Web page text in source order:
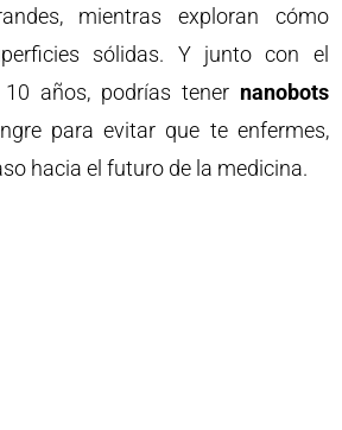
mientras exploran cómo
sólidas. Y junto con el
años, podrías tener nanobots
para evitar que te enfermes,
hacia el futuro de la medicina.